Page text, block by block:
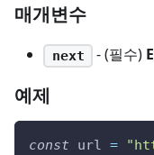
매개변수
next - (필수)
예제
const url =